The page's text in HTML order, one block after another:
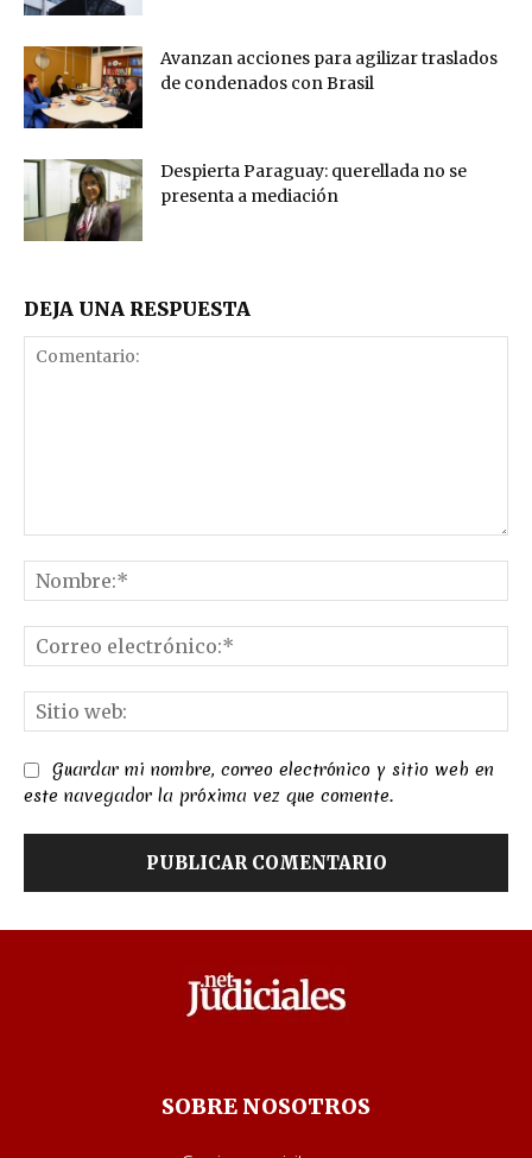
Avanzan acciones para agilizar traslados
de condenados con Brasil
Despierta Paraguay: querellada no se
presenta a mediación
DEJA UNA RESPUESTA
Guardar mi nombre, correo electrónico y sitio web en
este navegador la próxima vez que comente.
SOBRE NOSOTROS